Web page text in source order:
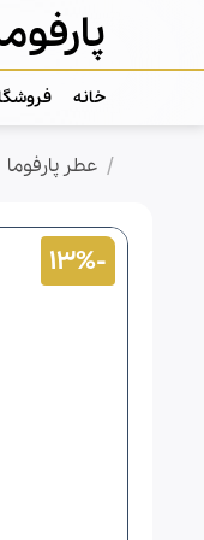
content
خانه
/ عطر پارفوما
-13%